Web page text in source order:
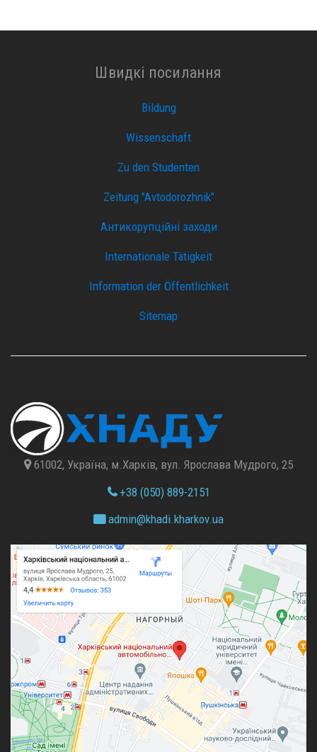
Швидкі посилання
Bildung
Wissenschaft
Zu den Studenten
Zeitung "Avtodorozhnik"
Антикорупційні заходи
Internationale Tätigkeit
Information der Öffentlichkeit
Sitemap
61002, Україна, м.Харків, вул. Ярослава Мудрого, 25
+38 (050) 889-2151
admin@khadi.kharkov.ua